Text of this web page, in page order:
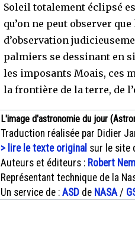
Soleil totalement éclipsé
qu’on ne peut observer
d’observation
palmiers se dessinant en
les imposants Moais, ces
la frontière de la terre, de
L'image d'astronomie du jour
Traduction réalisée par Didier
> lire le texte original sur le site
Auteurs et éditeurs : Robert
Représentant technique de la
Un service de : ASD de NASA /